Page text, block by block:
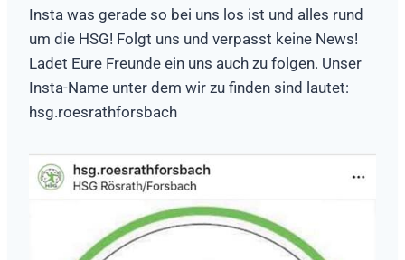
Insta was gerade so bei uns los ist und alles rund
um die HSG! Folgt uns und verpasst keine News!
Ladet Eure Freunde ein uns auch zu folgen. Unser
Insta-Name unter dem wir zu finden sind lautet:
hsg.roesrathforsbach